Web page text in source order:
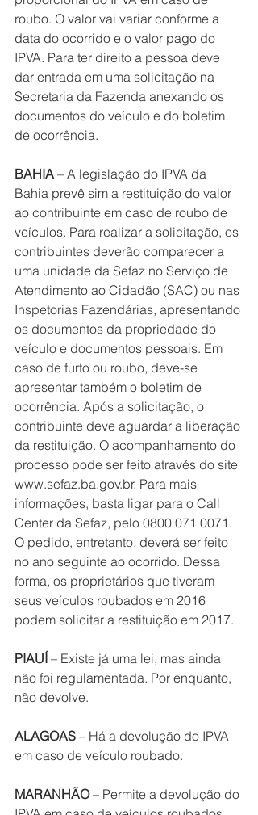
roubo. O valor vai variar conforme a
data do ocorrido e o valor pago do
IPVA. Para ter direito a pessoa deve
dar entrada em uma solicitação na
Secretaria da Fazenda anexando os
documentos do veículo e do boletim
de ocorrência.
BAHIA – A legislação do IPVA da
Bahia prevê sim a restituição do valor
ao contribuinte em caso de roubo de
veículos. Para realizar a solicitação, os
contribuintes deverão comparecer a
uma unidade da Sefaz no Serviço de
Atendimento ao Cidadão (SAC) ou nas
Inspetorias Fazendárias, apresentando
os documentos da propriedade do
veículo e documentos pessoais. Em
caso de furto ou roubo, deve-se
apresentar também o boletim de
ocorrência. Após a solicitação, o
contribuinte deve aguardar a liberação
da restituição. O acompanhamento do
processo pode ser feito através do site
www.sefaz.ba.gov.br. Para mais
informações, basta ligar para o Call
Center da Sefaz, pelo 0800 071 0071.
O pedido, entretanto, deverá ser feito
no ano seguinte ao ocorrido. Dessa
forma, os proprietários que tiveram
seus veículos roubados em 2016
podem solicitar a restituição em 2017.
PIAUÍ – Existe já uma lei, mas ainda
não foi regulamentada. Por enquanto,
não devolve.
ALAGOAS – Há a devolução do IPVA
em caso de veículo roubado.
MARANHÃO – Permite a devolução do